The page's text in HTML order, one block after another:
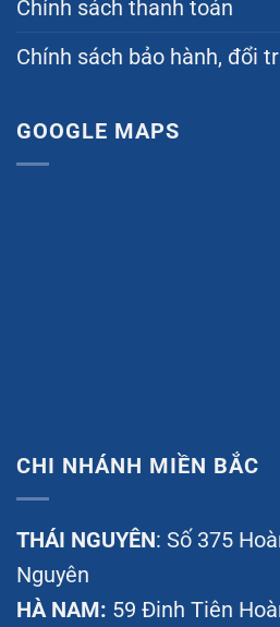
Chính sách thanh toán
Chính sách bảo hành, đổi
GOOGLE MAPS
CHI NHÁNH MIỀN BẮC
THÁI NGUYÊN: Số 375
Nguyên
HÀ NAM: 59 Đinh Tiên